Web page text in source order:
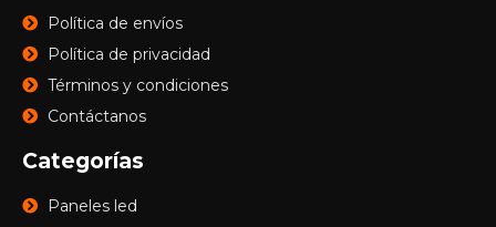
Política de envíos
Política de privacidad
Términos y condiciones
Contáctanos
Categorías
Paneles led